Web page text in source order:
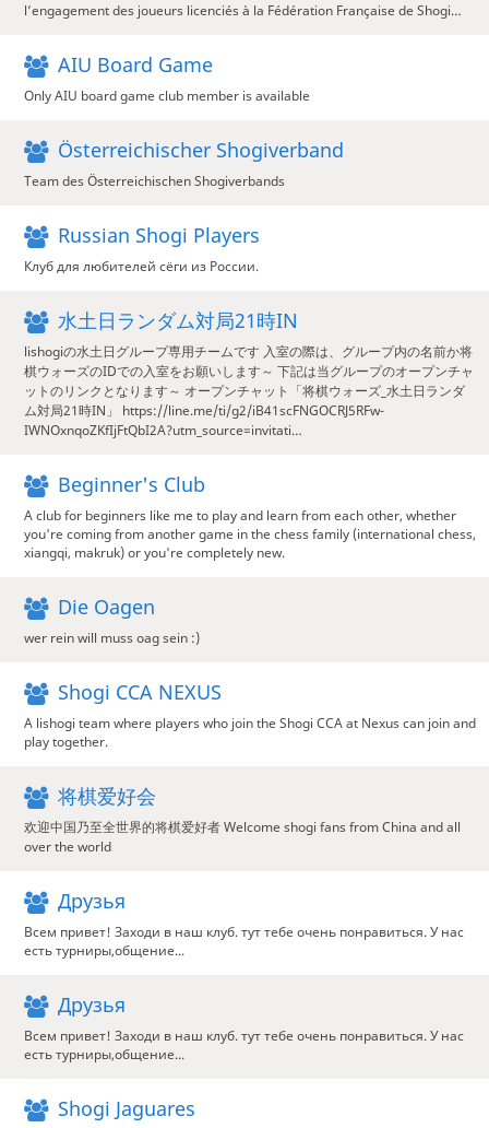
l’engagement des joueurs licenciés à la Fédération Française de Shogi…
AIU Board Game
Only AIU board game club member is available
Österreichischer Shogiverband
Team des Österreichischen Shogiverbands
Russian Shogi Players
Клуб для любителей сёги из России.
水土日ランダム対局21時IN
lishogiの水土日グループ専用チームです 入室の際は、グループ内の名前か将
棋ウォーズのIDでの入室をお願いします～ 下記は当グループのオープンチャ
ットのリンクとなります～ オープンチャット「将棋ウォーズ_水土日ランダ
ム対局21時IN」 https://line.me/ti/g2/iB41scFNGOCRJ5RFw-
IWNOxnqoZKfIjFtQbI2A?utm_source=invitati…
Beginner's Club
A club for beginners like me to play and learn from each other, whether
you're coming from another game in the chess family (international chess,
xiangqi, makruk) or you're completely new.
Die Oagen
wer rein will muss oag sein :)
Shogi CCA NEXUS
A lishogi team where players who join the Shogi CCA at Nexus can join and
play together.
将棋爱好会
欢迎中国乃至全世界的将棋爱好者 Welcome shogi fans from China and all
over the world
Друзья
Всем привет! Заходи в наш клуб. тут тебе очень понравиться. У нас
есть турниры,общение...
Друзья
Всем привет! Заходи в наш клуб. тут тебе очень понравиться. У нас
есть турниры,общение...
Shogi Jaguares